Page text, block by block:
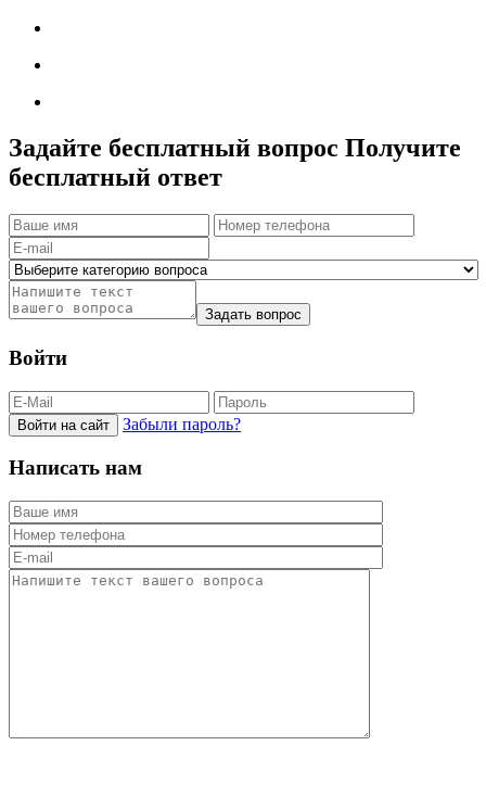
Задайте бесплатный вопрос Получите
бесплатный ответ
Задать вопрос
Войти
Войти на сайт Забыли пароль?
Написать нам